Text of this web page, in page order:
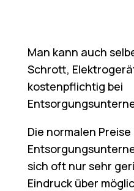
Man kann auch
Schrott,
kostenpflichtig bei
Die normalen
sich oft nur sehr
Eindruck über